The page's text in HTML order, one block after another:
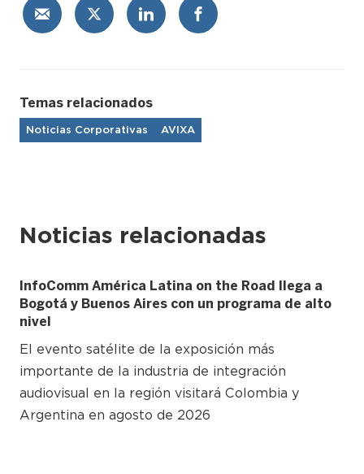
Temas relacionados
Noticias Corporativas AVIXA
Noticias relacionadas
InfoComm América Latina on the Road llega a
Bogotá y Buenos Aires con un programa de alto
nivel
El evento satélite de la exposición más
importante de la industria de integración
audiovisual en la región visitará Colombia y
Argentina en agosto de 2026